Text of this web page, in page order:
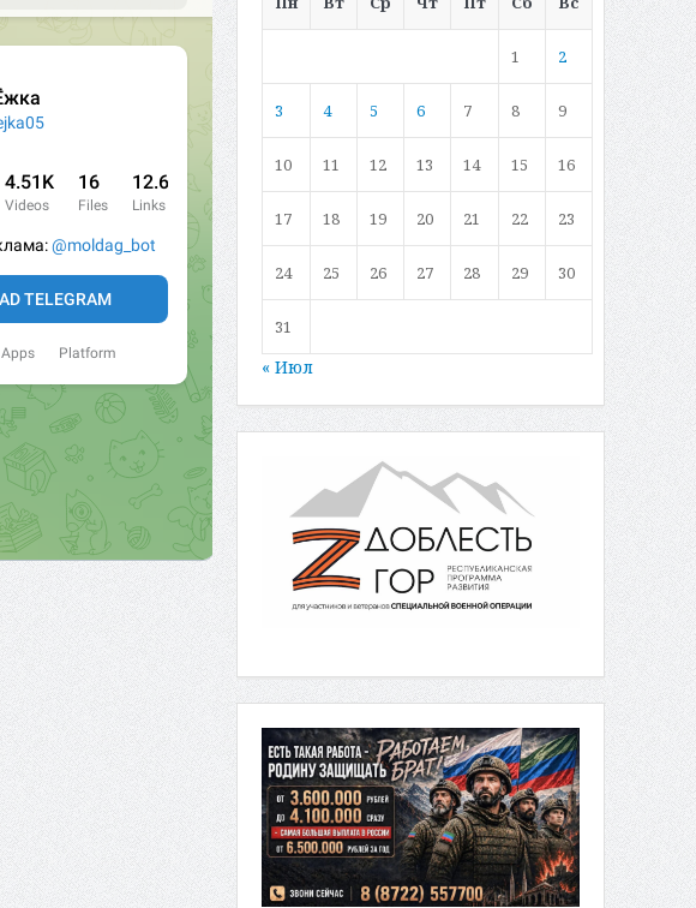
1 2
3 4 5 6 7 8 9
10 11 12 13 14 15 16
17 18 19 20 21 22 23
24 25 26 27 28 29 30
31
« Июл